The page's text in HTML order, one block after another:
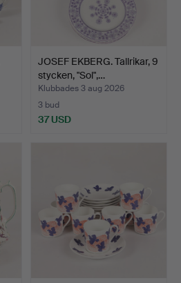
JOSEF EKBERG. Tallrikar, 9
stycken, "Sol",…
Klubbades 3 aug 2026
3 bud
37 USD